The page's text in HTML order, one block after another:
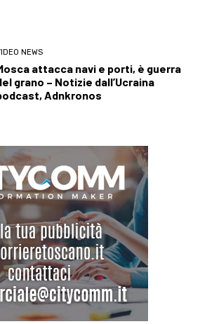
NEWS
attacca navi e porti, è guerra
grano – Notizie dall’Ucraina
Adnkronos